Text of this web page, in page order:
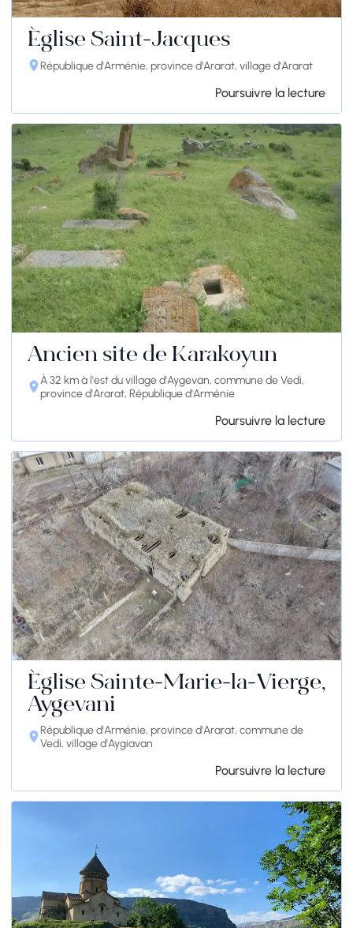
Église Saint-Jacques
République d'Arménie, province d'Ararat, village d'Ararat
Poursuivre la lecture
Ancien site de Karakoyun
À 32 km à l'est du village d'Aygevan, commune de Vedi,
province d'Ararat, République d'Arménie
Poursuivre la lecture
Église Sainte-Marie-la-Vierge,
Aygevani
République d'Arménie, province d'Ararat, commune de
Vedi, village d'Aygiavan
Poursuivre la lecture